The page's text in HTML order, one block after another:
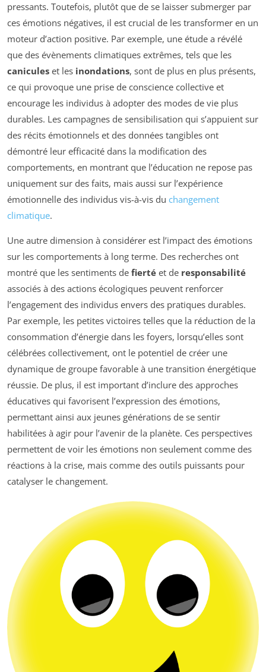
pressants. Toutefois, plutôt que de se laisser submerger par
ces émotions négatives, il est crucial de les transformer en un
moteur d’action positive. Par exemple, une étude a révélé
que des évènements climatiques extrêmes, tels que les
canicules et les inondations, sont de plus en plus présents,
ce qui provoque une prise de conscience collective et
encourage les individus à adopter des modes de vie plus
durables. Les campagnes de sensibilisation qui s’appuient sur
des récits émotionnels et des données tangibles ont
démontré leur efficacité dans la modification des
comportements, en montrant que l’éducation ne repose pas
uniquement sur des faits, mais aussi sur l’expérience
émotionnelle des individus vis-à-vis du changement
climatique.
Une autre dimension à considérer est l’impact des émotions
sur les comportements à long terme. Des recherches ont
montré que les sentiments de fierté et de responsabilité
associés à des actions écologiques peuvent renforcer
l’engagement des individus envers des pratiques durables.
Par exemple, les petites victoires telles que la réduction de la
consommation d’énergie dans les foyers, lorsqu’elles sont
célébrées collectivement, ont le potentiel de créer une
dynamique de groupe favorable à une transition énergétique
réussie. De plus, il est important d’inclure des approches
éducatives qui favorisent l’expression des émotions,
permettant ainsi aux jeunes générations de se sentir
habilitées à agir pour l’avenir de la planète. Ces perspectives
permettent de voir les émotions non seulement comme des
réactions à la crise, mais comme des outils puissants pour
catalyser le changement.